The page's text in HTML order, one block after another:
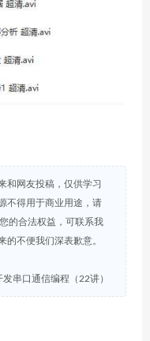
和网友投稿，仅供学习
不得用于商业用途，请
的合法权益，可联系我
的不便我们深表歉意。
串口通信编程（22讲）